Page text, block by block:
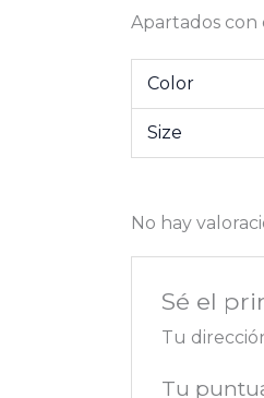
Apartados con
Color
Size
No hay
Sé el
Tu
Tu